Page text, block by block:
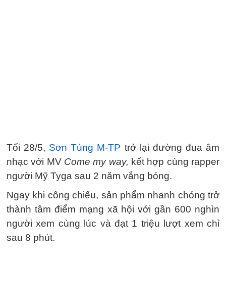
Tối 28/5, Sơn Tùng M-TP trở lại đường đua âm
nhạc với MVCome my way, kết hợp cùng rapper
người Mỹ Tyga sau 2 năm vắng bóng.
Ngay khi công chiếu, sản phẩm nhanh chóng trở
thành tâm điểm mạng xã hội với gần 600 nghìn
người xem cùng lúc và đạt 1 triệu lượt xem chỉ
sau 8 phút.